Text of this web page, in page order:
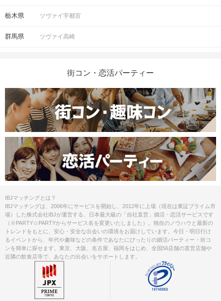
栃木県 ツヴァイ宇都宮
群馬県 ツヴァイ高崎
街コン・恋活パーティー
IBJマッチングとは？
IBJマッチングは、2006年にサービスを開始し、2012年に上場（現在は東証プライム市
場）した株式会社IBJが運営する、日本最大級の「自社直営」婚活・恋活サービスです
（※PARTY☆PARTYからサービス名を変更いたしました）。独自のノウハウと最新の
トレンドをもとに、安心・安全な出会いの環境をお届けしています。今日・明日行け
るイベントから、年代や趣味などの条件であなたにぴったりの婚活パーティー・街コ
ンを簡単に探せます。東京、大阪、名古屋、福岡をはじめ、全国56店舗の直営店舗や
近隣の飲食店等で、あなたの出会いをサポートします。